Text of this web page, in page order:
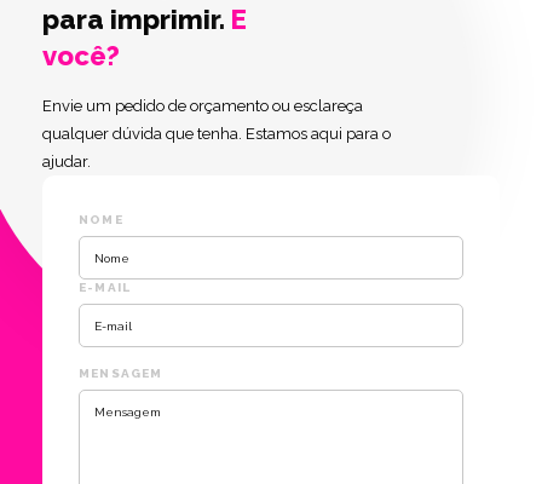
para imprimir. E
você?
Envie um pedido de orçamento ou esclareça
qualquer dúvida que tenha. Estamos aqui para o
ajudar.
NOME
E-MAIL
MENSAGEM